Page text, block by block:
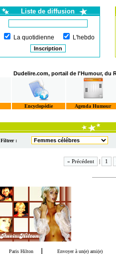
Liste de diffusion
La quotidienne L'hebdo
Dudelire.com, portail de l'Humour, du
Encyclopédie Agenda Humour
Filtrer :
« Précédent | 1